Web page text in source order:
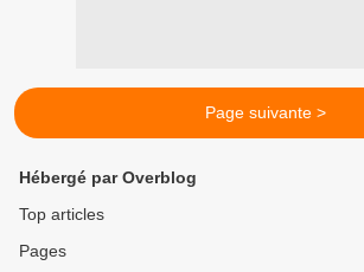
Page suivante >
Hébergé par Overblog
Top articles
Pages